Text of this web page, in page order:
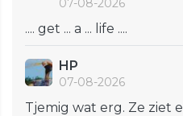
07-08-2026
.... get ... a ... life ....
HP
07-08-2026
Tjemig wat erg. Ze ziet